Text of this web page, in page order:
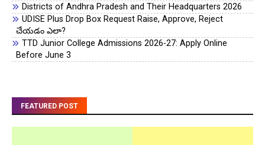
Districts of Andhra Pradesh and Their Headquarters 2026
UDISE Plus Drop Box Request Raise, Approve, Reject
చేయడం ఎలా?
TTD Junior College Admissions 2026-27: Apply Online
Before June 3
FEATURED POST